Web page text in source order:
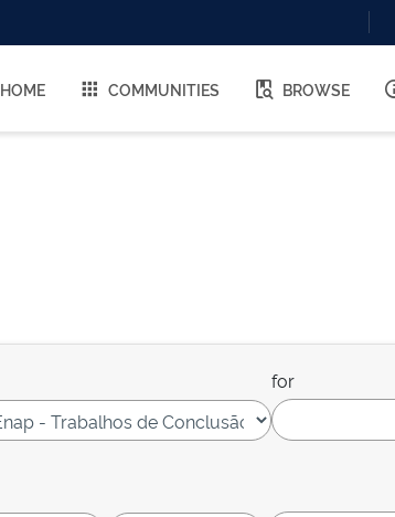
HOME COMMUNITIES BROWSE
for